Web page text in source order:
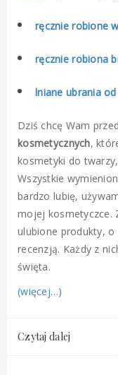
ręcznie robione
ręcznie robiona
lniane ubrania
Dziś chcę Wam
kosmetycznych,
kosmetyki do
Wszystkie
bardzo lubię,
mojej kosmetyczce.
ulubione produkty,
recenzją. Każdy z
święta.
(więcej…)
Czytaj dalej